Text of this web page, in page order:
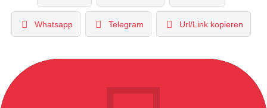
Whatsapp Telegram Url/Link kopieren